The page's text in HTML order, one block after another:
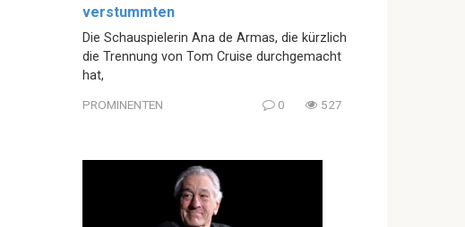
verstummten
Die Schauspielerin Ana de Armas, die kürzlich
die Trennung von Tom Cruise durchgemacht
hat,
PROMINENTEN 0 527